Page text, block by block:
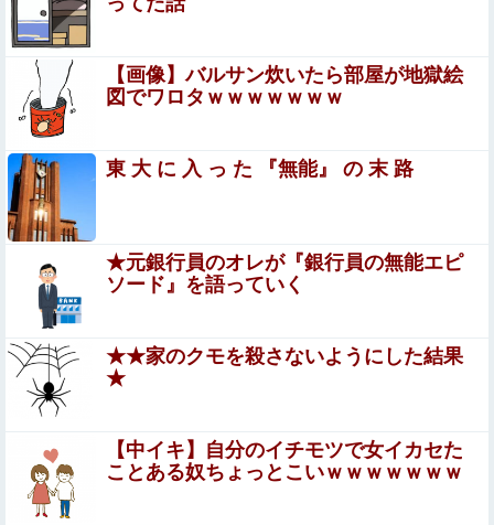
【画像】 どえらい乳のJSが発見される
【画像】飯尾夏帆アナ、白いポロシャツから乳房が飛び出
してしまうｗｗｗｗｗｗｗ他
YouTubeプレミアムって普通入ってるよな？
【画像】 女さん、アソコにとんでもない物を入れて病院に
担ぎ込まれる
えなこ×網タイツ×Tバック尻、これで興奮しないヤツはい
ないだろｗｗ
【悲報】財務省のエース、左遷へ。官邸幹部「政権に協力
的でなかったから」他
ギリギリやれるブス巨乳ｗｗｗｗｗｗｗｗｗ
（※画像あり）
【衝撃】最近のヤンキーが怖すぎるｗｗｗｗ夏祭りでヤン
キーに絡まれたワイ、泣く…その理由がこちら…怖すぎ
【画像】バルサン炊いたら部屋が地獄絵
図でワロタｗｗｗｗｗｗｗ
東 大 に 入 っ た 『無能』 の 末 路
★元銀行員のオレが『銀行員の無能エピ
ソード』を語っていく
★★家のクモを殺さないようにした結果
★
【中イキ】自分のイチモツで女イカセた
ことある奴ちょっとこいｗｗｗｗｗｗｗ